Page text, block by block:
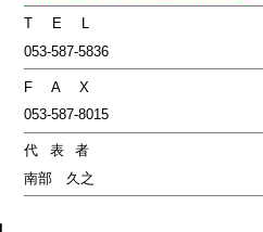
T E L
053-587-5836
F A X
053-587-8015
代表者
南部 久之